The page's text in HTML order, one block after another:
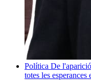
Política De
totes les